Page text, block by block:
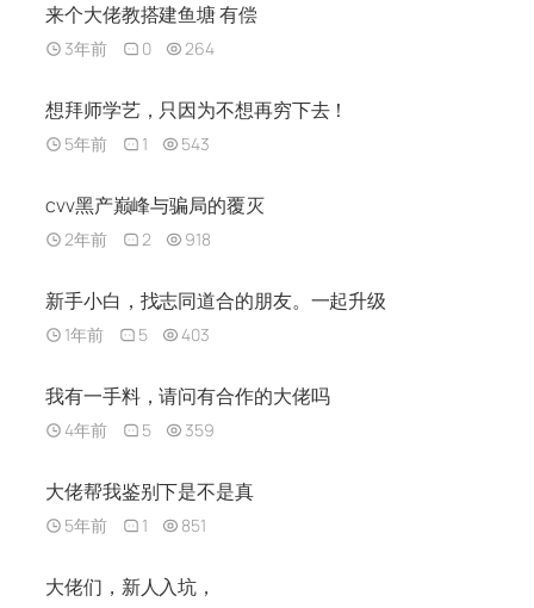
来个大佬教搭建鱼塘 有偿
3年前 0 264
想拜师学艺，只因为不想再穷下去！
5年前 1 543
cvv黑产巅峰与骗局的覆灭
2年前 2 918
新手小白，找志同道合的朋友。一起升级
1年前 5 403
我有一手料，请问有合作的大佬吗
4年前 5 359
大佬帮我鉴别下是不是真
5年前 1 851
大佬们，新人入坑，